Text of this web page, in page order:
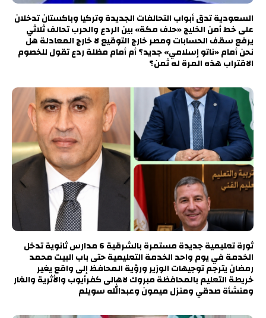
السعودية تدق أبواب التحالفات الجديدة وتركيا وباكستان تدخلان
على خط أمن الخليج «حلف مكة» بين الردع والحرب تحالف ثلاثي
يرفع سقف الحسابات ومصر خارج التوقيع لا خارج المعادلة هل
نحن أمام «ناتو إسلامي» جديد؟ أم أمام مظلة ردع تقول للخصوم
الاقتراب هذه المرة له ثمن؟
ثورة تعليمية جديدة مستمرة بالشرقية 6 مدارس ثانوية تدخل
الخدمة في يوم واحد الخدمة التعليمية حتى باب البيت محمد
رمضان يترجم توجيهات الوزير ورؤية المحافظ إلى واقع يغير
خريطة التعليم بالمحافظة مبروك لاهالى كفرأيوب والأثرية والغار
ومنشأة صدقي ومنزل ميمون وعبدالله سويلم